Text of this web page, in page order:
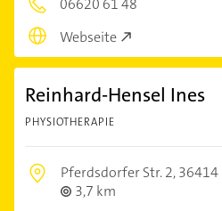
06620 61 48
Webseite
Reinhard-Hensel Ines
PHYSIOTHERAPIE
Pferdsdorfer Str. 2,36414
3,7 km